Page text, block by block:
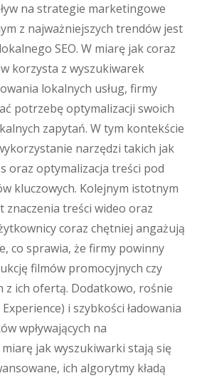
na strategie marketingowe
z najważniejszych trendów jest
SEO. W miarę jak coraz
korzysta z wyszukiwarek
lokalnych usług, firmy
potrzebę optymalizacji swoich
zapytań. W tym kontekście
narzędzi takich jak
oraz optymalizacja treści pod
kluczowych. Kolejnym istotnym
treści wideo oraz
coraz chętniej angażują
co sprawia, że firmy powinny
filmów promocyjnych czy
z ich ofertą. Dodatkowo, rośnie
i szybkości ładowania
wpływających na
jak wyszukiwarki stają się
ich algorytmy kładą